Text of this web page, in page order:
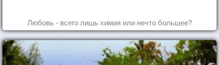
Любовь - всего лишь химия или нечто большее?